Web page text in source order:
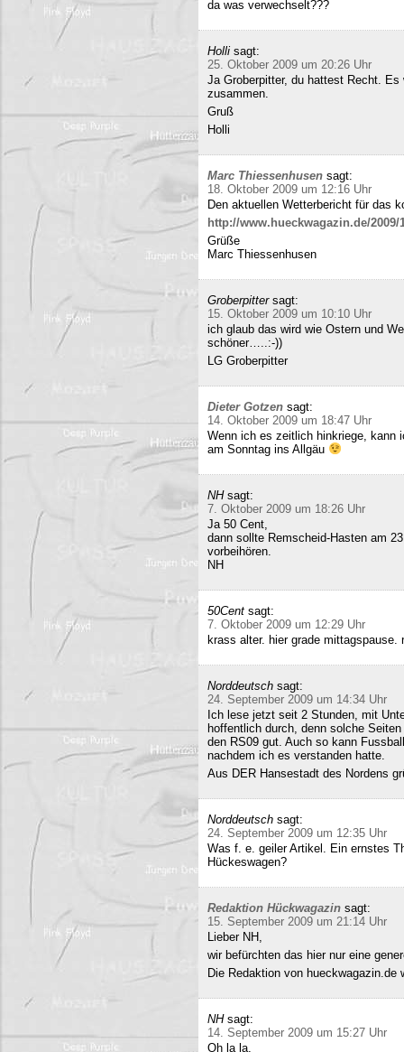
da was verwechselt???
Holli sagt:
25. Oktober 2009 um 20:26 Uhr
Ja Groberpitter, du hattest Recht.
zusammen.
Gruß
Holli
Marc Thiessenhusen sagt:
18. Oktober 2009 um 12:16 Uhr
Den aktuellen Wetterbericht für das
http://www.hueckwagazin.de/2009/
Grüße
Marc Thiessenhusen
Groberpitter sagt:
15. Oktober 2009 um 10:10 Uhr
ich glaub das wird wie Ostern und
schöner…..:-))
LG Groberpitter
Dieter Gotzen sagt:
14. Oktober 2009 um 18:47 Uhr
Wenn ich es zeitlich hinkriege, kann
am Sonntag ins Allgäu
NH sagt:
7. Oktober 2009 um 18:26 Uhr
Ja 50 Cent,
dann sollte Remscheid-Hasten am
vorbeihören.
NH
50Cent sagt:
7. Oktober 2009 um 12:29 Uhr
krass alter. hier grade
Norddeutsch sagt:
24. September 2009 um 14:34 Uhr
Ich lese jetzt seit 2 Stunden, mit
hoffentlich durch, denn solche
den RS09 gut. Auch so kann
nachdem ich es verstanden hatte.
Aus DER Hansestadt des Nordens
Norddeutsch sagt:
24. September 2009 um 12:35 Uhr
Was f. e. geiler Artikel. Ein ernstes
Hückeswagen?
Redaktion Hückwagazin sagt:
15. September 2009 um 21:14 Uhr
Lieber NH,
wir befürchten das hier nur eine
Die Redaktion von
NH sagt:
14. September 2009 um 15:27 Uhr
Oh la la,